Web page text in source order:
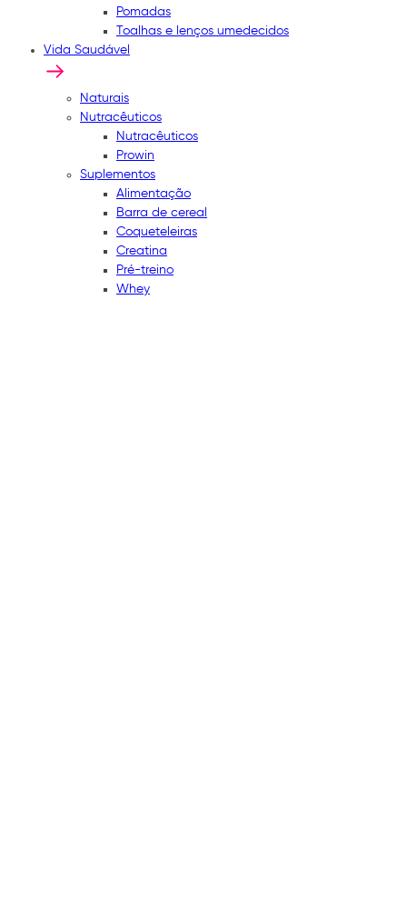
Pomadas
Toalhas e lenços umedecidos
Vida Saudável
Naturais
Nutracêuticos
Nutracêuticos
Prowin
Suplementos
Alimentação
Barra de cereal
Coqueteleiras
Creatina
Pré-treino
Whey